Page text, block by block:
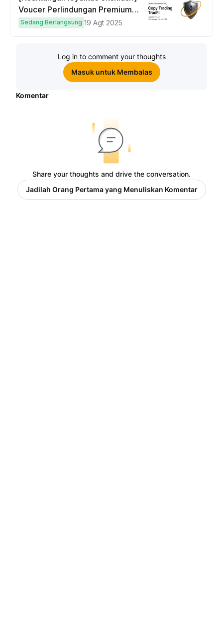
Voucer Perlindungan Premium
hingga $50
Sedang Berlangsung 19 Agt 2025
Log in to comment your thoughts
Masuk untuk Membalas
Komentar
Share your thoughts and drive the conversation.
Jadilah Orang Pertama yang Menuliskan Komentar